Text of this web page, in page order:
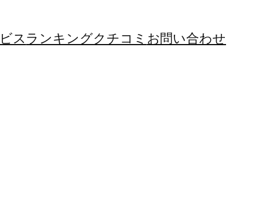
スランキングクチコミ お問い合わせ